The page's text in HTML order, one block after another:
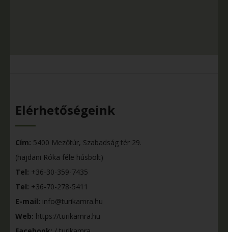
Elérhetőségeink
Cím: 5400 Mezőtúr, Szabadság tér 29.
(hajdani Róka féle húsbolt)
Tel: +36-30-359-7435
Tel: +36-70-278-5411
E-mail: info@turikamra.hu
Web: https://turikamra.hu